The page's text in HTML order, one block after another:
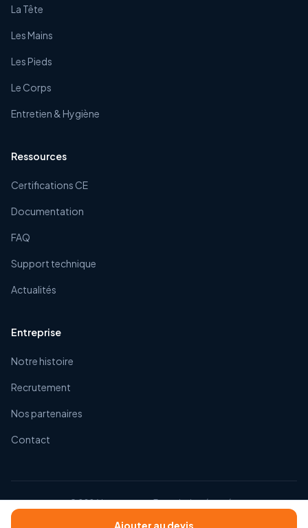
Ajouter au devis
La Tête
Les Mains
Les Pieds
Le Corps
Entretien & Hygiène
Ressources
Certifications CE
Documentation
FAQ
Support technique
Actualités
Entreprise
Notre histoire
Recrutement
Nos partenaires
Contact
©2026Impexacom. Tous droits réservés.